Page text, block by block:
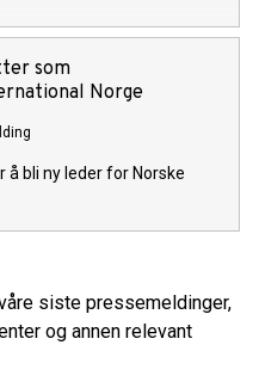
som
Norge
å bli ny leder for Norske
siste pressemeldinger,
og annen relevant